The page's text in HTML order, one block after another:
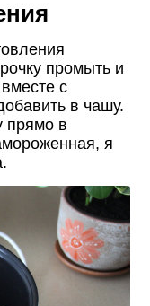
промыть и
с
в чашу.
прямо в
я